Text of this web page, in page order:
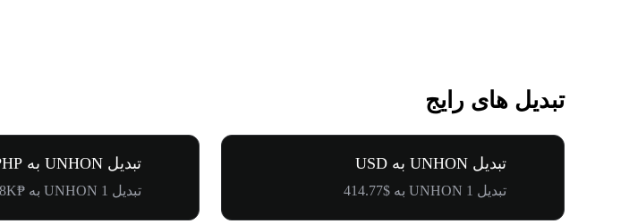
تبدیل های رایج
تبدیل UNHON به USD
تبدیل 1 UNHON به $414.77
تبدیل UNHON به PHP
تبدیل 1 UNHON به ₱25.18K